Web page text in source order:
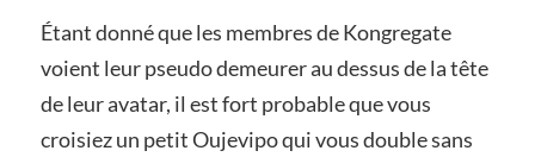
Étant donné que les membres de Kongregate
voient leur pseudo demeurer au dessus de la tête
de leur avatar, il est fort probable que vous
croisiez un petit Oujevipo qui vous double sans